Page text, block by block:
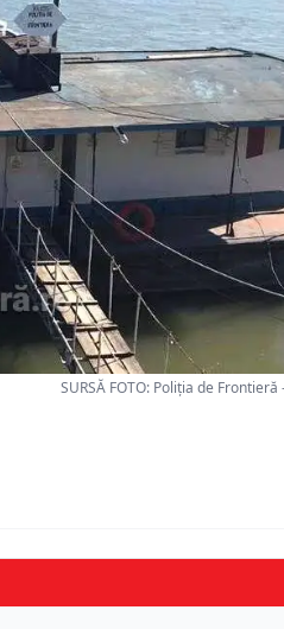
SURSĂ FOTO: Poliția de